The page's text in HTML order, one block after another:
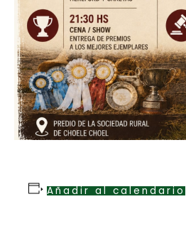
Añadir al calendario